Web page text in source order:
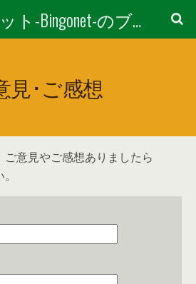
ビンゴネット-Bingonet-のブログ
見･ご感想
意見やご感想ありましたら